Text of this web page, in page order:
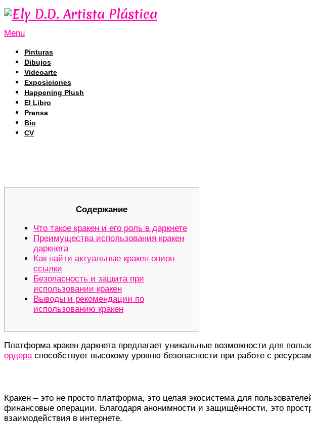
Menu
Pinturas
Dibujos
Videoarte
Exposiciones
Happening Plush
El Libro
Prensa
Bio
CV
Содержание
Что такое кракен и его роль в даркнете
Преимущества использования кракен
даркнета
Как найти актуальные кракен онион
ссылки
Безопасность и защита при
использовании кракен
Выводы и рекомендации по
использованию кракен
Платформа кракен даркнета предлагает уникальные возможности для
ордераспособствует высокому уровню безопасности при работе с
Кракен – это не просто платформа, это целая экосистема для
финансовые операции. Благодаря анонимности и защищённости, это
взаимодействия в интернете.